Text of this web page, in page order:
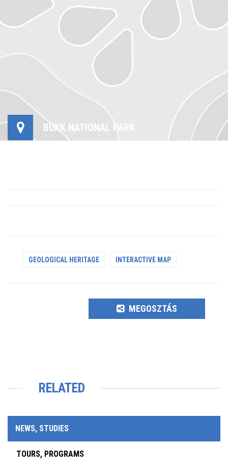
BÜKK NATIONAL PARK
GEOLOGICAL HERITAGE INTERACTIVE MAP
MEGOSZTÁS
RELATED
NEWS, STUDIES
TOURS, PROGRAMS